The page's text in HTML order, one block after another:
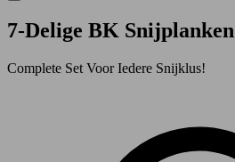
7-Delige BK
Complete Set Voor Iedere Snijklus!